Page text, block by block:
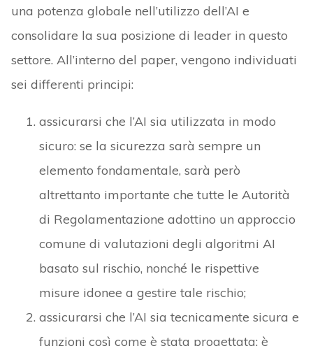
una potenza globale nell’utilizzo dell’AI e
consolidare la sua posizione di leader in questo
settore. All’interno del paper, vengono individuati
sei differenti principi:
assicurarsi che l’AI sia utilizzata in modo
sicuro: se la sicurezza sarà sempre un
elemento fondamentale, sarà però
altrettanto importante che tutte le Autorità
di Regolamentazione adottino un approccio
comune di valutazioni degli algoritmi AI
basato sul rischio, nonché le rispettive
misure idonee a gestire tale rischio;
assicurarsi che l’AI sia tecnicamente sicura e
funzioni così come è stata progettata: è